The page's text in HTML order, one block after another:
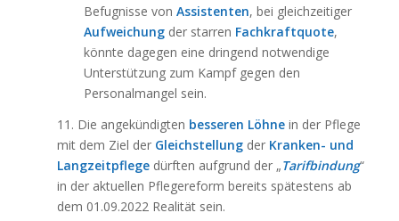
Befugnisse von Assistenten, bei gleichzeitiger
Aufweichungder starren Fachkraftquote,
könnte dagegen eine dringend notwendige
Unterstützung zum Kampf gegen den
Personalmangel sein.
11. Die angekündigten besseren Löhnein der Pflege
mit dem Ziel der GleichstellungderKranken- und
Langzeitpflegedürften aufgrund der „Tarifbindung“
in der aktuellen Pflegereform bereits spätestens ab
dem 01.09.2022 Realität sein.